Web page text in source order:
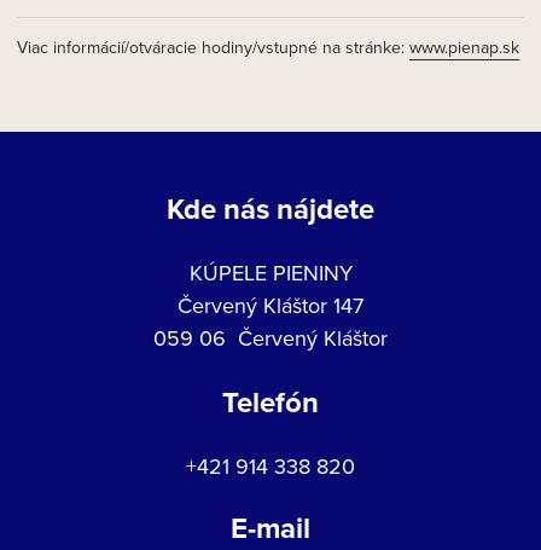
Viac informácií/otváracie hodiny/vstupné na stránke: www.pienap.sk
Kde nás nájdete
KÚPELE PIENINY
Červený Kláštor 147
059 06 Červený Kláštor
Telefón
+421 914 338 820
E-mail